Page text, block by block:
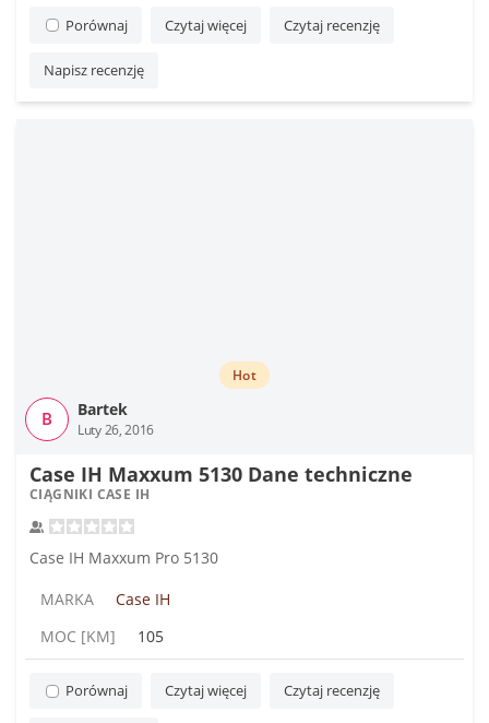
Porównaj Czytaj więcej Czytaj recenzję
Napisz recenzję
B Bartek
Luty 26, 2016
Hot
Case IH Maxxum 5130 Dane techniczne
CIĄGNIKI CASE IH
Case IH Maxxum Pro 5130
MARKA
Case IH
MOC [KM]
105
Porównaj Czytaj więcej Czytaj recenzję